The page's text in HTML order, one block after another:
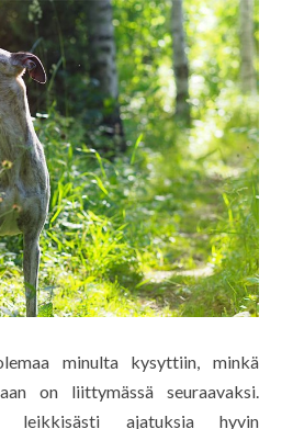
minulta kysyttiin, minkä
on liittymässä seuraavaksi.
leikkisästi ajatuksia hyvin